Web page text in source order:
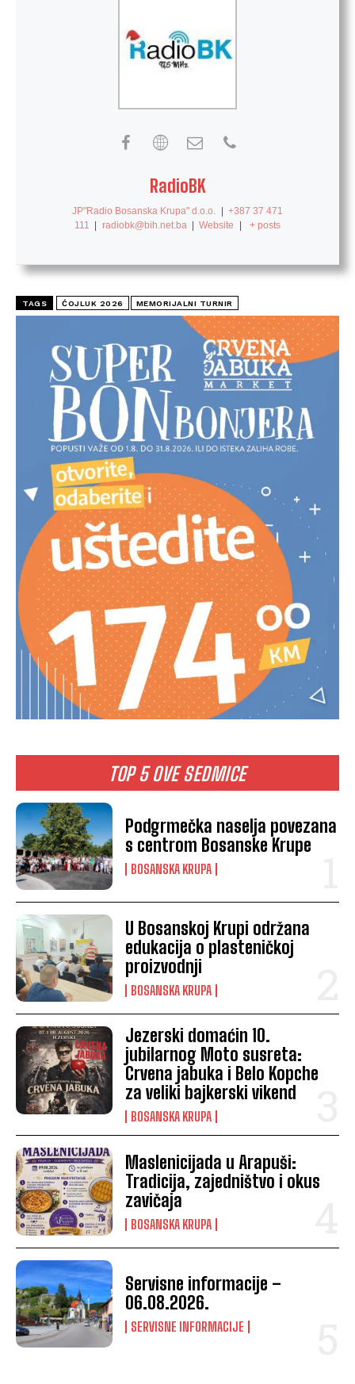
TOP 5 OVE SEDMICE
Podgrmečka naselja povezana
s centrom Bosanske Krupe
BOSANSKA KRUPA
U Bosanskoj Krupi održana
edukacija o plasteničkoj
proizvodnji
BOSANSKA KRUPA
Jezerski domaćin 10.
jubilarnog Moto susreta:
Crvena jabuka i Belo Kopche
za veliki bajkerski vikend
BOSANSKA KRUPA
Maslenicijada u Arapuši:
Tradicija, zajedništvo i okus
zavičaja
BOSANSKA KRUPA
Servisne informacije –
06.08.2026.
SERVISNE INFORMACIJE
RadioBK
JP"Radio Bosanska Krupa" d.o.o. | +387 37 471
111
| radiobk@bih.net.ba | Website | + posts
TAGS ĆOJLUK 2026 MEMORIJALNI TURNIR